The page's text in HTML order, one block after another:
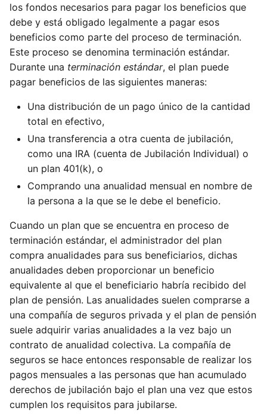
los fondos necesarios para pagar los beneficios que
debe y está obligado legalmente a pagar esos
beneficios como parte del proceso de terminación.
Este proceso se denomina terminación estándar.
Durante una terminación estándar, el plan puede
pagar beneficios de las siguientes maneras:
Una distribución de un pago único de la cantidad
total en efectivo,
Una transferencia a otra cuenta de jubilación,
como una IRA (cuenta de Jubilación Individual) o
un plan 401(k), o
Comprando una anualidad mensual en nombre de
la persona a la que se le debe el beneficio.
Cuando un plan que se encuentra en proceso de
terminación estándar, el administrador del plan
compra anualidades para sus beneficiarios, dichas
anualidades deben proporcionar un beneficio
equivalente al que el beneficiario habría recibido del
plan de pensión. Las anualidades suelen comprarse a
una compañía de seguros privada y el plan de pensión
suele adquirir varias anualidades a la vez bajo un
contrato de anualidad colectiva. La compañía de
seguros se hace entonces responsable de realizar los
pagos mensuales a las personas que han acumulado
derechos de jubilación bajo el plan una vez que estos
cumplen los requisitos para jubilarse.